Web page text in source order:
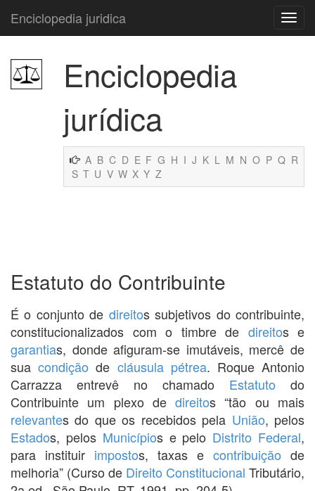
Enciclopedia juridica
Enciclopedia
jurídica
A B C D E F G H I J K L M N O P Q R
S T U V W X Y Z
Estatuto do Contribuinte
É o conjunto de direitos subjetivos do contribuinte,
constitucionalizados com o timbre de direitos e
garantias, donde afiguram-se imutáveis, mercê de
suacondição de cláusula pétrea. Roque Antonio
Carrazza entrevê no chamado Estatuto do
Contribuinte um plexo dedireitos “tão ou mais
relevantes do que os recebidos pela União, pelos
Estados, pelos Municípios e pelo Distrito Federal,
para instituir impostos, taxas e contribuição de
melhoria” (Curso de Direito Constitucional Tributário,